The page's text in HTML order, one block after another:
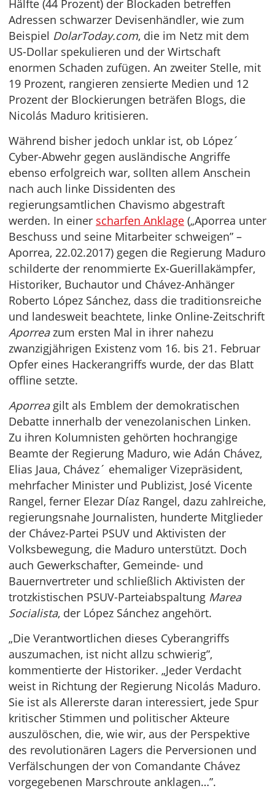
Hälfte (44 Prozent) der Blockaden betreffen
Adressen schwarzer Devisenhändler, wie zum
Beispiel DolarToday.com, die im Netz mit dem
US-Dollar spekulieren und der Wirtschaft
enormen Schaden zufügen. An zweiter Stelle, mit
19 Prozent, rangieren zensierte Medien und 12
Prozent der Blockierungen beträfen Blogs, die
Nicolás Maduro kritisieren.
Während bisher jedoch unklar ist, ob López´
Cyber-Abwehr gegen ausländische Angriffe
ebenso erfolgreich war, sollten allem Anschein
nach auch linke Dissidenten des
regierungsamtlichen Chavismo abgestraft
werden. In einer scharfen Anklage („Aporrea unter
Beschuss und seine Mitarbeiter schweigen” –
Aporrea, 22.02.2017) gegen die Regierung Maduro
schilderte der renommierte Ex-Guerillakämpfer,
Historiker, Buchautor und Chávez-Anhänger
Roberto López Sánchez, dass die traditionsreiche
und landesweit beachtete, linke Online-Zeitschrift
Aporreazum ersten Mal in ihrer nahezu
zwanzigjährigen Existenz vom 16. bis 21. Februar
Opfer eines Hackerangriffs wurde, der das Blatt
offline setzte.
Aporreagilt als Emblem der demokratischen
Debatte innerhalb der venezolanischen Linken.
Zu ihren Kolumnisten gehörten hochrangige
Beamte der Regierung Maduro, wie Adán Chávez,
Elias Jaua, Chávez´ ehemaliger Vizepräsident,
mehrfacher Minister und Publizist, José Vicente
Rangel, ferner Elezar Díaz Rangel, dazu zahlreiche,
regierungsnahe Journalisten, hunderte Mitglieder
der Chávez-Partei PSUV und Aktivisten der
Volksbewegung, die Maduro unterstützt. Doch
auch Gewerkschafter, Gemeinde- und
Bauernvertreter und schließlich Aktivisten der
trotzkistischen PSUV-Parteiabspaltung Marea
Socialista, der López Sánchez angehört.
„Die Verantwortlichen dieses Cyberangriffs
auszumachen, ist nicht allzu schwierig”,
kommentierte der Historiker. „Jeder Verdacht
weist in Richtung der Regierung Nicolás Maduro.
Sie ist als Allererste daran interessiert, jede Spur
kritischer Stimmen und politischer Akteure
auszulöschen, die, wie wir, aus der Perspektive
des revolutionären Lagers die Perversionen und
Verfälschungen der von Comandante Chávez
vorgegebenen Marschroute anklagen…”.